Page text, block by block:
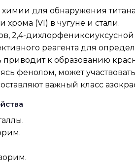
для обнаружения
хрома (VI) в чугуне и стали.
2,4-дихлорфениксиуксусной
реагента для
к образованию
фенолом, может
важный класс